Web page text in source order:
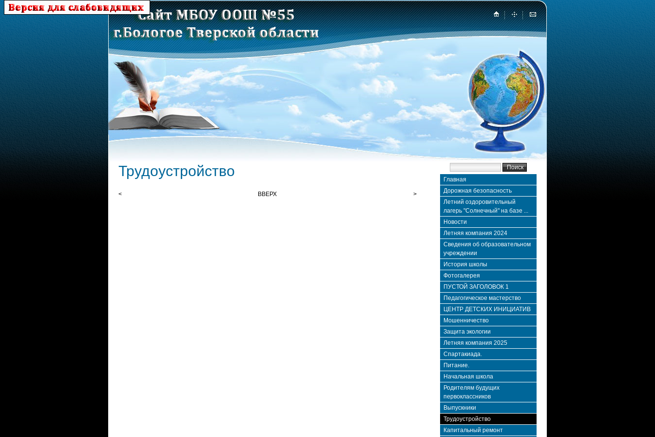
Трудоустройство
< ВВЕРХ >
Главная
Дорожная безопасность
Летний оздоровительный
лагерь "Солнечный" на базе ...
Новости
Летняя компания 2024
Сведения об образовательном
учреждении
История школы
Фотогалерея
ПУСТОЙ ЗАГОЛОВОК 1
Педагогическое мастерство
ЦЕНТР ДЕТСКИХ ИНИЦИАТИВ
Мошенничество
Защита экологии
Летняя компания 2025
Спартакиада.
Питание.
Начальная школа
Родителям будущих
первоклассников
Выпускники
Трудоустройство
Капитальный ремонт